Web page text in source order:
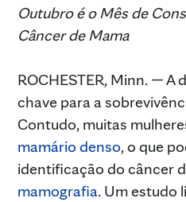
Outubro é o Mês de
Câncer de Mama
ROCHESTER, Minn. — A
chave para a
Contudo, muitas
mamário denso, o que
identificação do câncer
mamografia. Um estudo